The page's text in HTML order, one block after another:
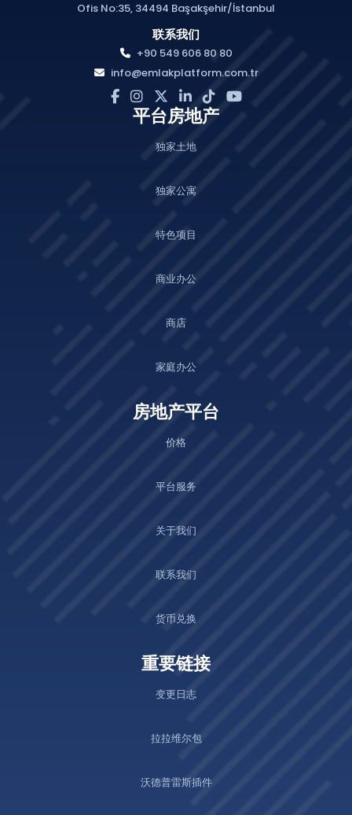
Ofis No:35, 34494 Başakşehir/İstanbul
联系我们
+90 549 606 80 80
info@emlakplatform.com.tr
平台房地产
独家土地
独家公寓
特色项目
商业办公
商店
家庭办公
房地产平台
价格
平台服务
关于我们
联系我们
货币兑换
重要链接
变更日志
拉拉维尔包
沃德普雷斯插件